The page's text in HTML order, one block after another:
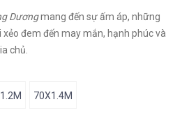
Dươngmang đến sự ấm áp, những
đem đến may mắn, hạnh phúc và
chủ.
70X1.4M